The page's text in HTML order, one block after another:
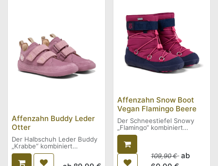
reflektierende Details für
bessere Sichtbarkeit sorgen.
Das Tierpuzzle auf der
Rückseite hilft Kindern,
zwischen links und rechts zu
unterscheiden.
Klettverschluss ermöglicht
ein einfaches An- und
Ausziehen, während
reflektierende Details für
bessere Sichtbarkeit sorgen.
Das Tierpuzzle auf der
Rückseite hilft Kindern,
zwischen links und rechts zu
unterscheiden.
Affenzahn Buddy Leder
Otter
Der Halbschuh Leder Buddy
„Krabbe“ kombiniert
weiches, aber robustes
Leder mit einem
Affenzahn Snow Boot
Vegan Flamingo Beere
Der Schneestiefel Snowy
„Flamingo“ kombiniert
Wetterfestigkeit und Komfort
für kalte Tage.
Hergestellt aus recyceltem
ECONYL®-Nylon mit
wasserdichter AffenTex-
109,90€ ab